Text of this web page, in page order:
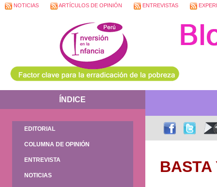
NOTICIAS ARTÍCULOS DE OPINIÓN ENTREVISTAS
ÍNDICE
EDITORIAL
COLUMNA DE OPINIÓN
ENTREVISTA
NOTICIAS BASTA